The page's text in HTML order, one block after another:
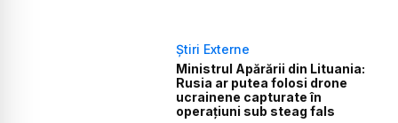
Știri Externe
Ministrul Apărării din Lituania:
Rusia ar putea folosi drone
ucrainene capturate în
operațiuni sub steag fals